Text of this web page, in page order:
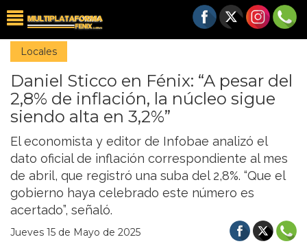
Locales
Daniel Sticco en Fénix: “A pesar del
2,8% de inflación, la núcleo sigue
siendo alta en 3,2%”
El economista y editor de Infobae analizó el
dato oficial de inflación correspondiente al mes
de abril, que registró una suba del 2,8%. “Que el
gobierno haya celebrado este número es
acertado”, señaló.
Jueves 15 de Mayo de 2025